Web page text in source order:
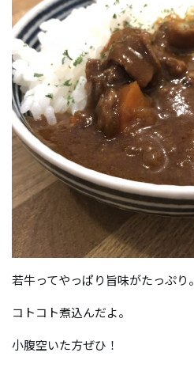
若牛ってやっぱり旨味がたっぷり。
コトコト煮込んだよ。
小腹空いた方ぜひ！